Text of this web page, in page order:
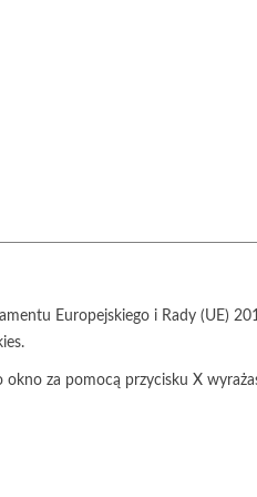
Europejskiego i Rady (UE)
za pomocą przycisku X